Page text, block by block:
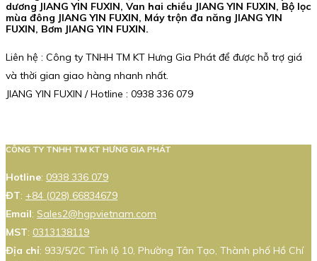
dương JIANG YIN FUXIN, Van hai chiều JIANG YIN FUXIN, Bộ lọc
mùa đông JIANG YIN FUXIN, Máy trộn đa năng JIANG YIN
FUXIN, Bơm JIANG YIN FUXIN.
Liên hệ : Công ty TNHH TM KT Hưng Gia Phát để được hỗ trợ giá
và thời gian giao hàng nhanh nhất.
JIANG YIN FUXIN / Hotline : 0938 336 079
CÔNG TY TNHH TM KT HƯNG GIA PHÁT
Hotline: 0938 336 079
ĐT: +84 (028) 66834679
Email: Sales2@hgpvietnam.com
MST: 0313138119
Địa chỉ: 933/5/2C Tỉnh lộ 10, Phường Tân Tạo, Thành phố Hồ Chí